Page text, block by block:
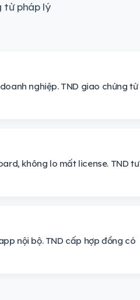
từ pháp lý
nghiệp. TND giao chứng từ
không lo mất license. TND tư
nội bộ. TND cấp hợp đồng có